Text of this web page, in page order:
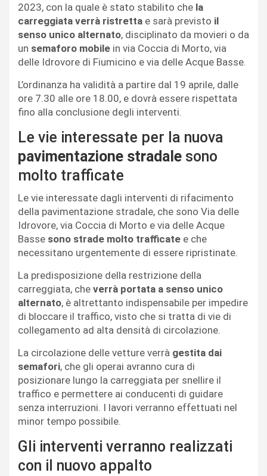
2023, con la quale è stato stabilito che la
carreggiata verrà ristretta e sarà previsto il
senso unico alternato, disciplinato da movieri o da
un semaforo mobile in via Coccia di Morto, via
delle Idrovore di Fiumicino e via delle Acque Basse.
L’ordinanza ha validità a partire dal 19 aprile, dalle
ore 7.30 alle ore 18.00, e dovrà essere rispettata
fino alla conclusione degli interventi.
Le vie interessate per la nuova
pavimentazione stradale sono
molto trafficate
Le vie interessate dagli interventi di rifacimento
della pavimentazione stradale, che sono Via delle
Idrovore, via Coccia di Morto e via delle Acque
Basse sono strade molto trafficate e che
necessitano urgentemente di essere ripristinate.
La predisposizione della restrizione della
carreggiata, che verrà portata a senso unico
alternato, è altrettanto indispensabile per impedire
di bloccare il traffico, visto che si tratta di vie di
collegamento ad alta densità di circolazione.
La circolazione delle vetture verrà gestita dai
semafori, che gli operai avranno cura di
posizionare lungo la carreggiata per snellire il
traffico e permettere ai conducenti di guidare
senza interruzioni. I lavori verranno effettuati nel
minor tempo possibile.
Gli interventi verranno realizzati
con il nuovo appalto